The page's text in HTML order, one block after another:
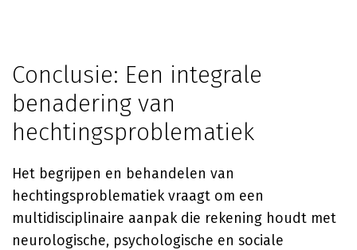
Conclusie: Een integrale
benadering van
hechtingsproblematiek
Het begrijpen en behandelen van
hechtingsproblematiek vraagt om een
multidisciplinaire aanpak die rekening houdt met
neurologische, psychologische en sociale